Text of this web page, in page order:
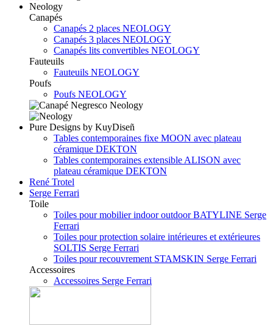
Neology
Canapés
Canapés 2 places NEOLOGY
Canapés 3 places NEOLOGY
Canapés lits convertibles NEOLOGY
Fauteuils
Fauteuils NEOLOGY
Poufs
Poufs NEOLOGY
Pure Designs by KuyDiseñ
Tables contemporaines fixe MOON avec plateau
céramique DEKTON
Tables contemporaines extensible ALISON avec
plateau céramique DEKTON
René Trotel
Serge Ferrari
Toile
Toiles pour mobilier indoor outdoor BATYLINE Serge
Ferrari
Toiles pour protection solaire intérieures et extérieures
SOLTIS Serge Ferrari
Toiles pour recouvrement STAMSKIN Serge Ferrari
Accessoires
Accessoires Serge Ferrari